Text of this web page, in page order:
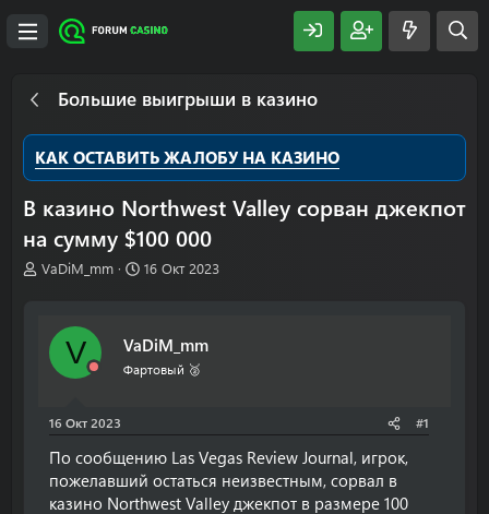
Большие выигрыши в казино
КАК ОСТАВИТЬ ЖАЛОБУ НА КАЗИНО
В казино Northwest Valley сорван джекпот
на сумму $100 000
А
ы
VaDiM_mm
Д
н
а
16 Окт 2023
V VaDiM_mm
Фартовый 🥈
16 Окт 2023 #1
По сообщению Las Vegas Review Journal, игрок,
пожелавший остаться неизвестным, сорвал в
казино Northwest Valley джекпот в размере 100